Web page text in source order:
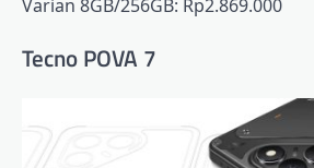
Varian 8GB/256GB: Rp2.869.000
Tecno POVA 7